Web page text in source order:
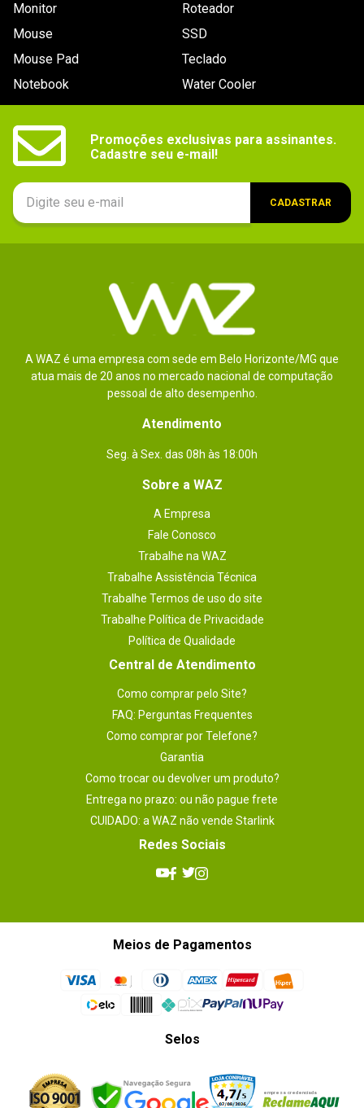
Monitor
Mouse
Mouse Pad
Notebook
Roteador
SSD
Teclado
Water Cooler
Promoções exclusivas para assinantes.
Cadastre seu e-mail!
CADASTRAR
A WAZ é uma empresa com sede em Belo Horizonte/MG que
atua mais de 20 anos no mercado nacional de computação
pessoal de alto desempenho.
Atendimento
Seg. à Sex. das 08h às 18:00h
Sobre a WAZ
A Empresa
Fale Conosco
Trabalhe na WAZ
Trabalhe Assistência Técnica
Trabalhe Termos de uso do site
Trabalhe Política de Privacidade
Política de Qualidade
Central de Atendimento
Como comprar pelo Site?
FAQ: Perguntas Frequentes
Como comprar por Telefone?
Garantia
Como trocar ou devolver um produto?
Entrega no prazo: ou não pague frete
CUIDADO: a WAZ não vende Starlink
Redes Sociais
Meios de Pagamentos
Selos